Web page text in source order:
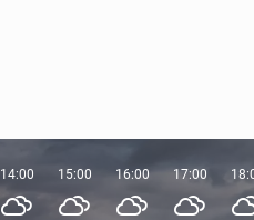
14:00 15:00 16:00 17:00